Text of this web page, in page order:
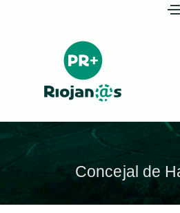
Concejal de